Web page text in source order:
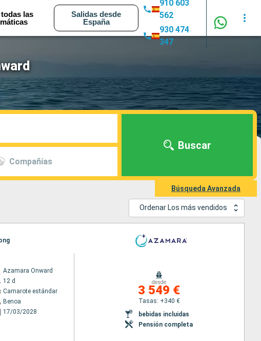
todas las
Salidas desde
España
910 603
562
930 474
347
Compañías
Buscar
Búsqueda Avanzada
Ordenar Los más vendidos
Azamara Onward
12 d
Camarote estándar
Benoa
17/03/2028
desde
3 549 €
Tasas: +340 €
bebidas incluidas
Pensión completa